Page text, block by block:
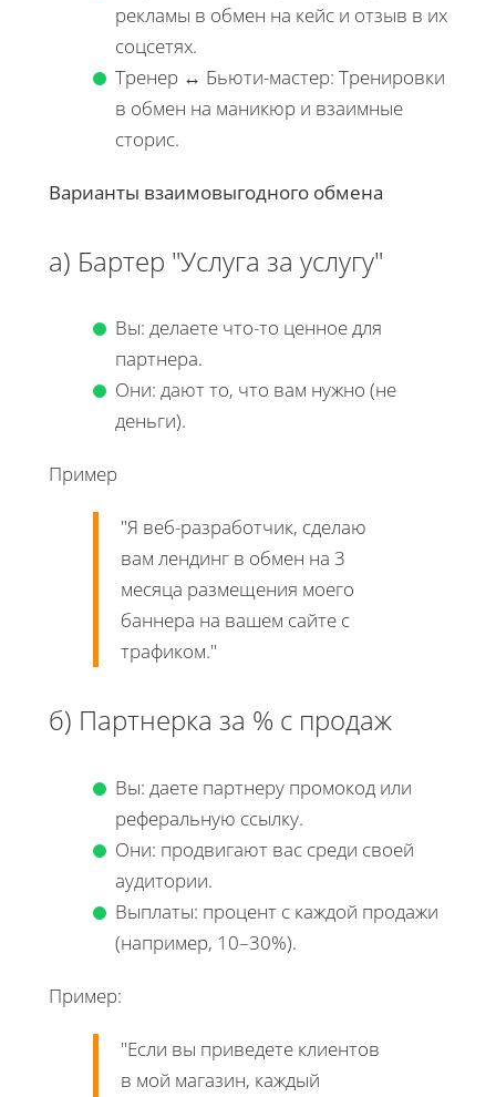
рекламы в обмен на кейс и отзыв в их
соцсетях.
Тренер ↔ Бьюти-мастер: Тренировки
в обмен на маникюр и взаимные
сторис.
Варианты взаимовыгодного обмена
а) Бартер "Услуга за услугу"
Вы: делаете что-то ценное для
партнера.
Они: дают то, что вам нужно (не
деньги).
Пример
"Я веб-разработчик, сделаю
вам лендинг в обмен на 3
месяца размещения моего
баннера на вашем сайте с
трафиком."
б) Партнерка за % с продаж
Вы: даете партнеру промокод или
реферальную ссылку.
Они: продвигают вас среди своей
аудитории.
Выплаты: процент с каждой продажи
(например, 10–30%).
Пример:
"Если вы приведете клиентов
в мой магазин, каждый